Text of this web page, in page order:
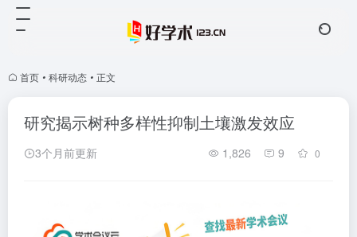
首页 • 科研动态 • 正文
研究揭示树种多样性抑制土壤激发效应
3个月前更新 1,826 9 0